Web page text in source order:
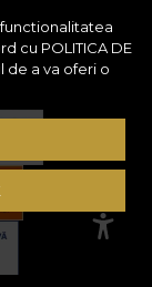
cu POLITICA DE
de a va oferi o